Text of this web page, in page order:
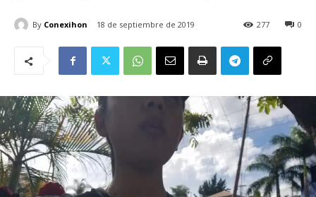
By Conexihon 18 de septiembre de 2019 0
277